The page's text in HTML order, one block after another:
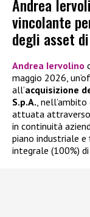
Andrea
vincolante
degli asset
Andrea Iervolino
maggio 2026,
all’acquisizione
S.p.A.,
attuata attraverso
in continuità
piano industriale e
integrale (100%)